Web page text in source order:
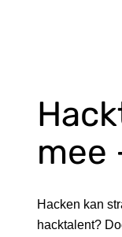
mee
Hacken kan
hacktalent?